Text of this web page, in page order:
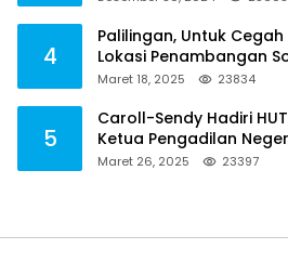
4
Palilingan, Untuk
Lokasi Penambangan
Maret 18, 2025 23834
5
Caroll-Sendy Hadiri
Ketua Pengadilan
Maret 26, 2025 23397